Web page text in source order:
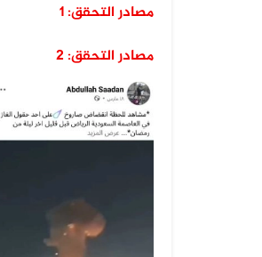
مصادر التحقق: 1
مصادر التحقق: 2